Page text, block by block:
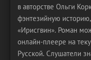
в авторстве Ольги
фэнтезийную
«Ирисгвин». Роман
онлайн-плеере на
Русской. Слушатели